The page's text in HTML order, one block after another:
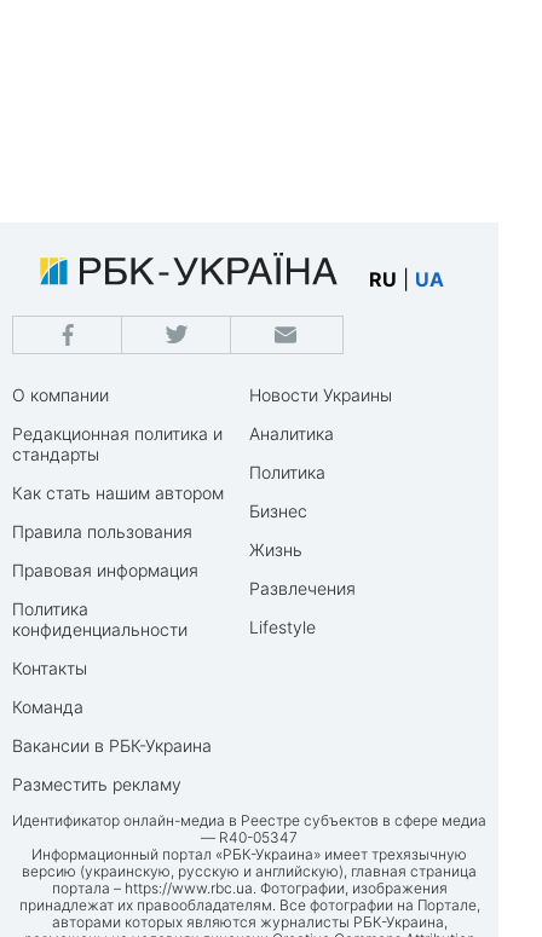
RU UA
О компании
Редакционная политика и
стандарты
Как стать нашим автором
Правила пользования
Правовая информация
Политика
конфиденциальности
Контакты
Команда
Вакансии в РБК-Украина
Разместить рекламу
Новости Украины
Аналитика
Политика
Бизнес
Жизнь
Развлечения
Lifestyle
Идентификатор онлайн-медиа в Реестре субъектов в сфере медиа
— R40-05347
Информационный портал «РБК-Украина» имеет трехязычную
версию (украинскую, русскую и английскую), главная страница
портала – https://www.rbc.ua. Фотографии, изображения
принадлежат их правообладателям. Все фотографии на Портале,
авторами которых являются журналисты РБК-Украина,